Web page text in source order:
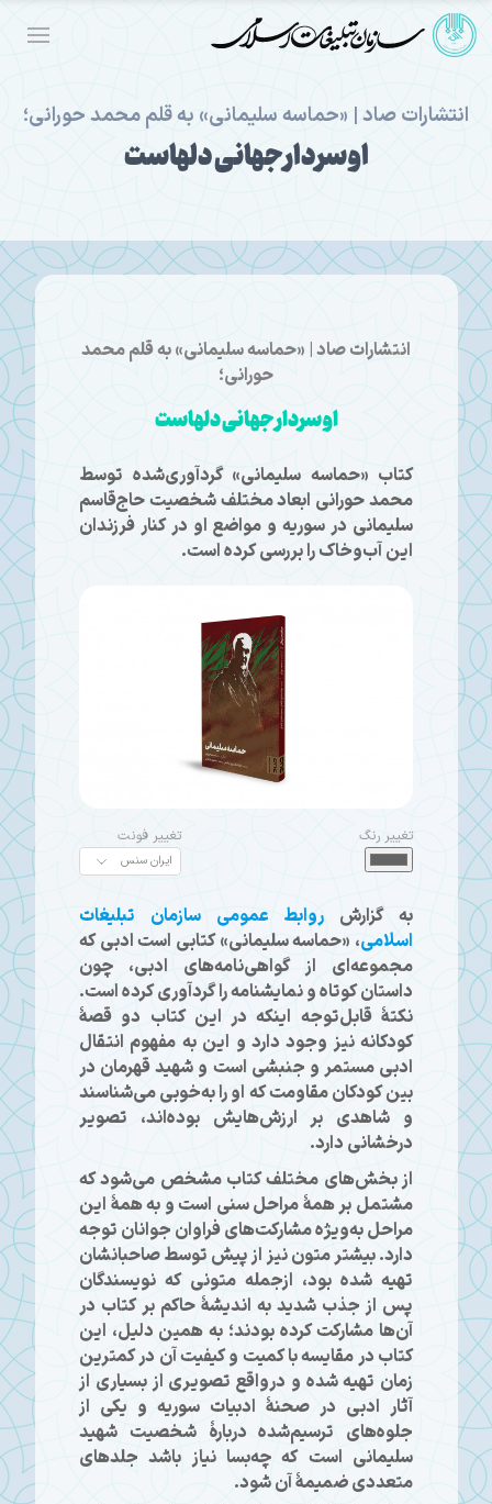
انتشارات صاد | «حماسه سلیمانی» به قلم محمد حورانی؛
او سردار جهانی دلهاست
انتشارات صاد | «حماسه سلیمانی» به قلم محمد
حورانی؛
او سردار جهانی دلهاست
کتاب «حماسه سلیمانی» گردآوری‌شده توسط
محمد حورانی ابعاد مختلف شخصیت حاج‌قاسم
سلیمانی در سوریه و مواضع او در کنار فرزندان
این آب‌وخاک را بررسی کرده است.
تغییر رنگ تغییر فونت
به گزارش روابط عمومی سازمان تبلیغات
اسلامی، «حماسه سلیمانی» کتابی است ادبی که
مجموعه‌ای از گواهی‌نامه‌های ادبی، چون
داستان کوتاه و نمایشنامه را گردآوری کرده است.
نکتهٔ قابل‌توجه اینکه در این کتاب دو قصهٔ
کودکانه نیز وجود دارد و این به مفهوم انتقال
ادبی مستمر و جنبشی است و شهید قهرمان در
بین کودکان مقاومت که او را به‌خوبی می‌شناسند
و شاهدی بر ارزش‌هایش بوده‌اند، تصویر
درخشانی دارد.
از بخش‌های مختلف کتاب مشخص می‌شود که
مشتمل بر همهٔ مراحل سنی است و به همهٔ این
مراحل به‌ویژه مشارکت‌های فراوان جوانان توجه
دارد. بیشتر متون نیز از پیش توسط صاحبانشان
تهیه شده بود، ازجمله متونی که نویسندگان
پس از جذب شدید به اندیشهٔ حاکم بر کتاب در
آن‌ها مشارکت کرده بودند؛ به همین دلیل، این
کتاب در مقایسه با کمیت و کیفیت آن در کمترین
زمان تهیه شده و درواقع تصویری از بسیاری از
آثار ادبی در صحنهٔ ادبیات سوریه و یکی از
جلوه‌های ترسیم‌شده دربارهٔ شخصیت شهید
سلیمانی است که چه‌بسا نیاز باشد جلدهای
متعددی ضمیمهٔ آن شود.